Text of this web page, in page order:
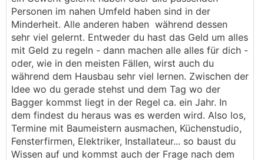
Personen im nahen Umfeld haben sind in der
Minderheit. Alle anderen haben während dessen
sehr viel gelernt. Entweder du hast das Geld um alles
mit Geld zu regeln - dann machen alle alles für dich -
oder, wie in den meisten Fällen, wirst auch du
während dem Hausbau sehr viel lernen. Zwischen der
Idee wo du gerade stehst und dem Tag wo der
Bagger kommst liegt in der Regel ca. ein Jahr. In
dem findest du heraus was es werden wird. Also los,
Termine mit Baumeistern ausmachen, Küchenstudio,
Fensterfirmen, Elektriker, Installateur... so baust du
Wissen auf und kommst auch der Frage nach dem